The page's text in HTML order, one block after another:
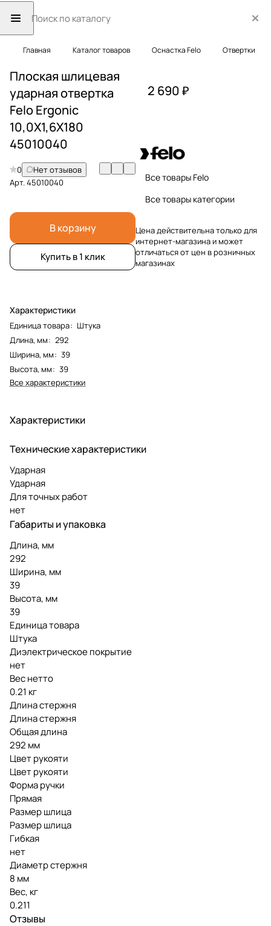
Главная Каталог товаров Оснастка Felo Отвертки
Плоская шлицевая
ударная отвертка
Felo Ergonic
10,0X1,6X180
45010040
0
Нет отзывов
Арт.45010040
В корзину
Купить в 1 клик
Характеристики
Единица товара: Штука
Длина, мм: 292
Ширина, мм: 39
Высота, мм: 39
Все характеристики
2 690 ₽
Все товары Felo
Все товары категории
Цена действительна только для
интернет-магазина и может
отличаться от цен в розничных
магазинах
Характеристики
Технические характеристики
Ударная
Ударная
Для точных работ
нет
Габариты и упаковка
Длина, мм
292
Ширина, мм
39
Высота, мм
39
Единица товара
Штука
Диэлектрическое покрытие
нет
Вес нетто
0.21 кг
Длина стержня
Длина стержня
Общая длина
292 мм
Цвет рукояти
Цвет рукояти
Форма ручки
Прямая
Размер шлица
Размер шлица
Гибкая
нет
Диаметр стержня
8 мм
Вес, кг
0.211
Отзывы